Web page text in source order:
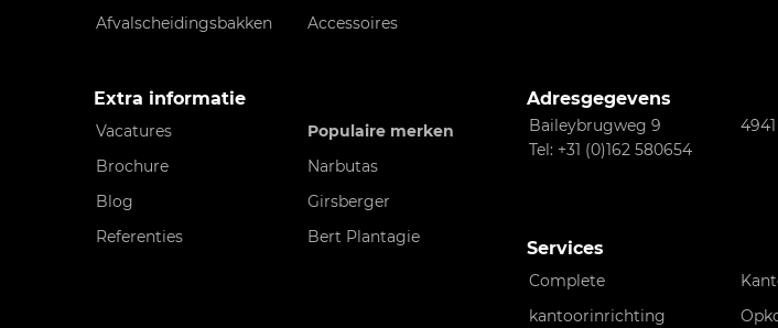
Afvalscheidingsbakken
Accessoires
Extra informatie
Vacatures
Populaire merken
Brochure
Narbutas
Blog
Girsberger
Referenties
Bert Plantagie
Adresgegevens
Baileybrugweg 9
Tel: +31 (0)162 580654
Services
Complete
kantoorinrichting